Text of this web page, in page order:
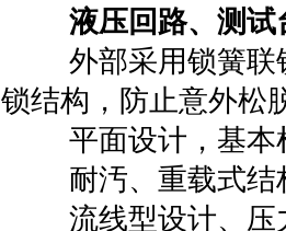
液压回路、测
外部采用锁簧联锁
锁结构，防止意外松
平面设计，基本杜
耐汚、重载式结
流线型设计、压